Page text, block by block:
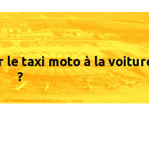
taxi moto à la
?